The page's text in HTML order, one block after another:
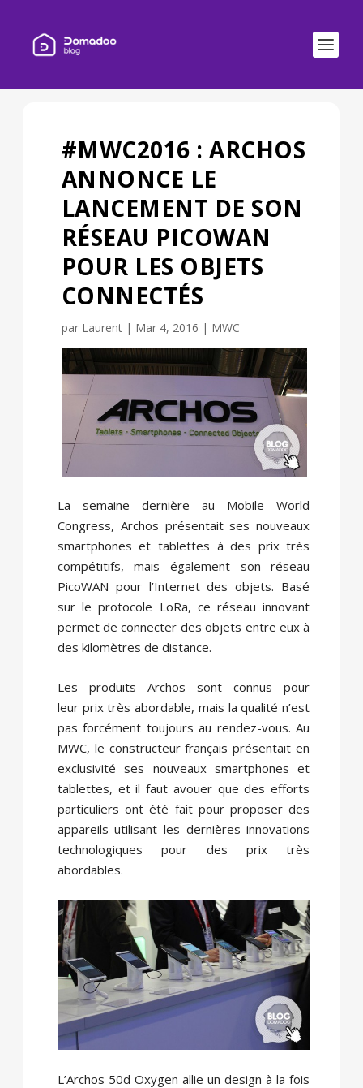
#MWC2016 : ARCHOS
ANNONCE LE
LANCEMENT DE SON
RÉSEAU PICOWAN
POUR LES OBJETS
CONNECTÉS
par Laurent| Mar 4, 2016 | MWC
La semaine dernière au Mobile World
Congress, Archos présentait ses nouveaux
smartphones et tablettes à des prix très
compétitifs, mais également son réseau
PicoWAN pour l’Internet des objets. Basé
sur le protocole LoRa, ce réseau innovant
permet de connecter des objets entre eux à
des kilomètres de distance.
Les produits Archos sont connus pour
leur prix très abordable, mais la qualité n’est
pas forcément toujours au rendez-vous. Au
MWC, le constructeur français présentait en
exclusivité ses nouveaux smartphones et
tablettes, et il faut avouer que des efforts
particuliers ont été fait pour proposer des
appareils utilisant les dernières innovations
technologiques pour des prix très
abordables.
L’Archos 50d Oxygen allie un design à la fois